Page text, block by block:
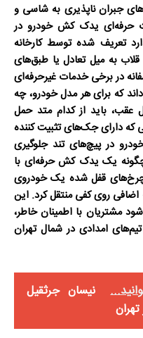
جبران ناپذیری به شاسی و
حرفه‌اییدک کش خودرو در
تعریف شده توسط کارخانه
به میل تعادل یا طبق‌های
در برخی خدمات غیرحرفه‌ای
که برای هر مدل خودرو، چه
عقب، باید از کدام متد حمل
که دارای جک‌های تثبیت کننده
در پیچ‌های تند جلوگیری
یکیدک کشحرفه‌ای با
قفل شده یک خودروی
روی کفی منتقل کرد. این
مشتریان با اطمینان خاطر،
امدادی در شمال تهران
نیسان جرثقیل